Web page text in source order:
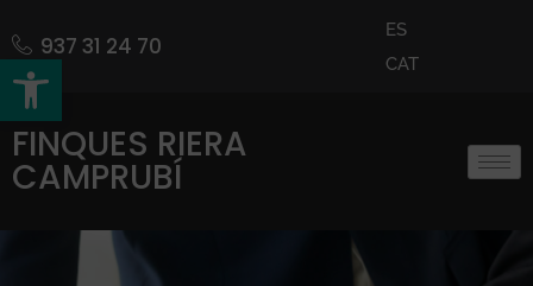
Obre la barra d'eines
937 31 24 70
ES
CAT
FINQUES RIERA
CAMPRUBÍ